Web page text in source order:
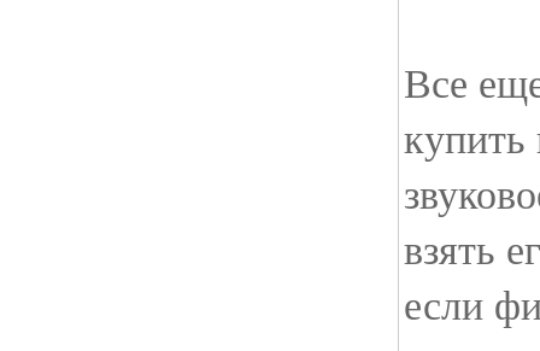
Все
купить
взять
если